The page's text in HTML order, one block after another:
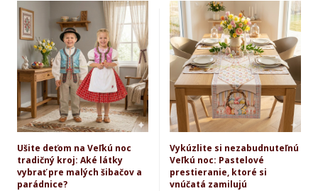
Ušite deťom na Veľkú noc
tradičný kroj: Aké látky
vybrať pre malých šibačov a
parádnice?
Vykúzlite si nezabudnuteľnú
Veľkú noc: Pastelové
prestieranie, ktoré si
vnúčatá zamilujú